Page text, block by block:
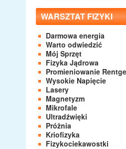
WARSZTAT FIZYKI
Darmowa energia
Warto odwiedzić
Mój Sprzęt
Fizyka Jądrowa
Promieniowanie
Wysokie Napięcie
Lasery
Magnetyzm
Mikrofale
Ultradźwięki
Próżnia
Kriofizyka
Fizykociekawostki